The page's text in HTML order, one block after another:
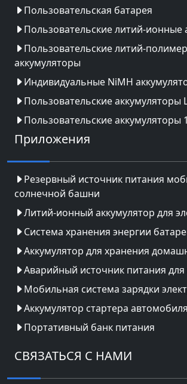
Пользовательская батарея
Пользовательские литий-ионные
Пользовательские литий-
аккумуляторы
Индивидуальные NiMH
Пользовательские аккумуляторы
Пользовательские аккумуляторы
Приложения
Резервный источник питания
солнечной башни
Литий-ионный аккумулятор для
Система хранения энергии
Аккумулятор для хранения
Аварийный источник питания для
Мобильная система зарядки
Аккумулятор стартера автомобиля
Портативный банк питания
СВЯЗАТЬСЯ С НАМИ